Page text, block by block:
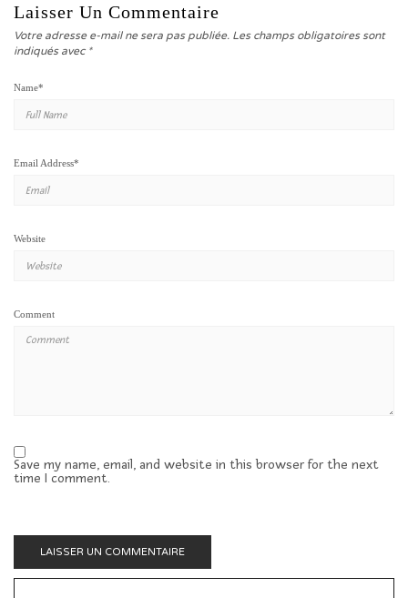
Laisser Un Commentaire
Votre adresse e-mail ne sera pas publiée. Les champs obligatoires sont
indiqués avec *
Name*
Email Address*
Website
Comment
Save my name, email, and website in this browser for the next
time I comment.